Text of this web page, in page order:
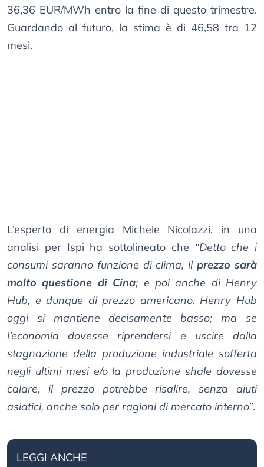
36,36 EUR/MWh entro la fine di questo trimestre.
Guardando al futuro, la stima è di 46,58 tra 12
mesi.
L’esperto di energia Michele Nicolazzi, in una
analisi per Ispi ha sottolineato che “Detto che i
consumi saranno funzione di clima, ilprezzo sarà
molto questione di Cina; e poi anche di Henry
Hub, e dunque di prezzo americano. Henry Hub
oggi si mantiene decisamente basso; ma se
l’economia dovesse riprendersi e uscire dalla
stagnazione della produzione industriale sofferta
negli ultimi mesi e/o la produzioneshale dovesse
calare, il prezzo potrebbe risalire, senza aiuti
asiatici, anche solo per ragioni di mercato interno”.
LEGGI ANCHE